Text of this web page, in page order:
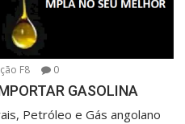
F8 0
GASOLINA
Petróleo e Gás angolano